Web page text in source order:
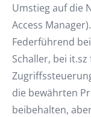
Umstieg auf die
Access Manager).
Federführend
Schaller, bei
die bewährten
beibehalten,